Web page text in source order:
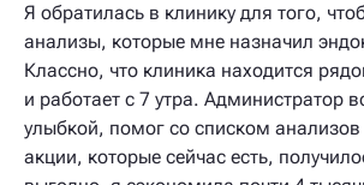
Я обратилась в клинику для того,
анализы​, которые мне назначил
Классно, что клиника находится
и работает с 7 утра. Администратор
улыбкой, помог со списком
акции, которые сейчас есть,